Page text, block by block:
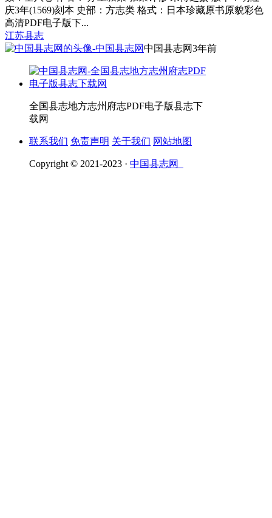
庆3年(1569)刻本 史部：方志类 格式：日本珍藏原书原貌彩色
高清PDF电子版下...
江苏县志
中国县志网3年前
全国县志地方志州府志PDF电子版县志下
载网
联系我们 免责声明 关于我们 网站地图
Copyright © 2021-2023 · 中国县志网